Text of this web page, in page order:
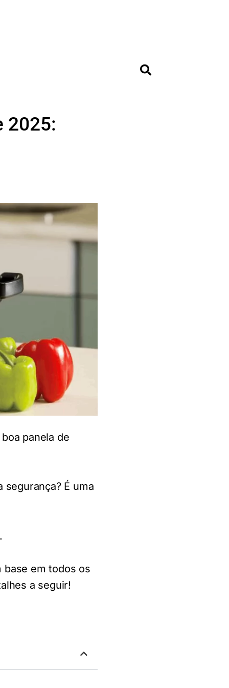
2025:
panela de
É uma
base em todos os
a seguir!